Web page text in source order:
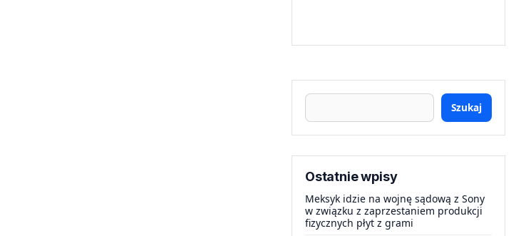
Szukaj
Ostatnie wpisy
Meksyk idzie na wojnę sądową z Sony
w związku z zaprzestaniem produkcji
fizycznych płyt z grami